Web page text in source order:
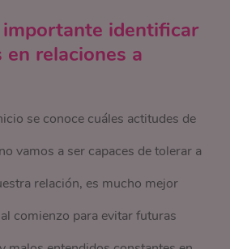
importante identificar
relaciones a
se conoce cuáles actitudes de
vamos a ser capaces de tolerar a
relación, es mucho mejor
comienzo para evitar futuras